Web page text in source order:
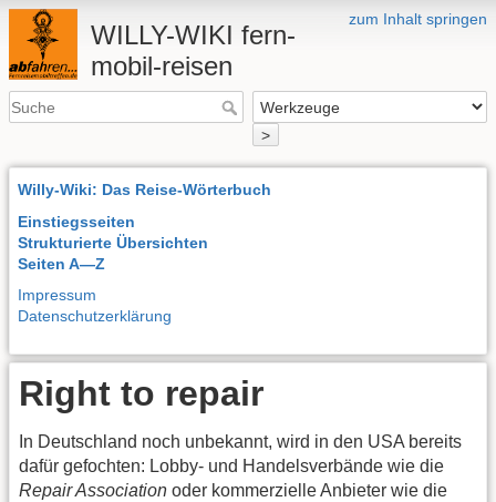
zum Inhalt springen
WILLY-WIKI fern-
mobil-reisen
>
Willy-Wiki: Das Reise-Wörterbuch
Einstiegsseiten
Strukturierte Übersichten
Seiten A—Z
Impressum
Datenschutzerklärung
Right to repair
In Deutschland noch unbekannt, wird in den USA bereits
dafür gefochten: Lobby- und Handelsverbände wie die
Repair Association oder kommerzielle Anbieter wie die